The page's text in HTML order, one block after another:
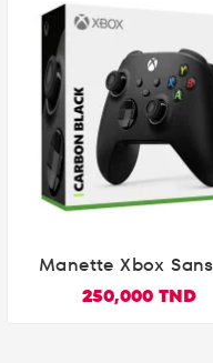

Manette Xbox
Carbon Black
250,000 TND